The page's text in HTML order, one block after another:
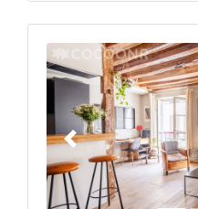
Précédent